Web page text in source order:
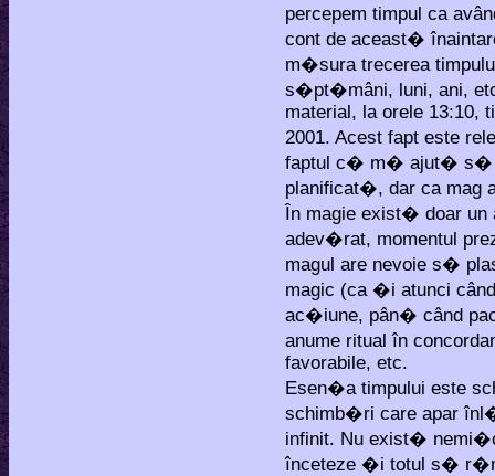
percepem timpul ca
cont de aceast�
m�sura trecerea
s�pt�mâni, luni, ani,
material, la orele 13:10,
2001. Acest fapt este
faptul c� m� ajut� s�
planificat�, dar ca
În magie exist� doar un
adev�rat, momentul
magul are nevoie s�
magic (ca �i atunci
ac�iune, pân� când
anume ritual în
favorabile, etc.
Esen�a timpului este
schimb�ri care apar
infinit. Nu exist�
înceteze �i totul s�